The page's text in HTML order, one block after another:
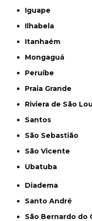
Iguape
Ilhabela
Itanhaém
Mongaguá
Peruíbe
Praia Grande
Riviera de São
Santos
São Sebastião
São Vicente
Ubatuba
Diadema
Santo André
São Bernardo do